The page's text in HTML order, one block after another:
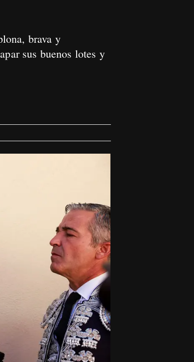
brava y
sus buenos lotes y